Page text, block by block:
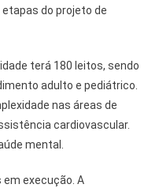
etapas do projeto de
terá 180 leitos, sendo
adulto e pediátrico.
nas áreas de
cardiovascular.
mental.
em execução. A